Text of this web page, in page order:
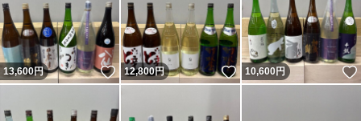
13,600円 いいね！
12,800円 いいね！
10,600円